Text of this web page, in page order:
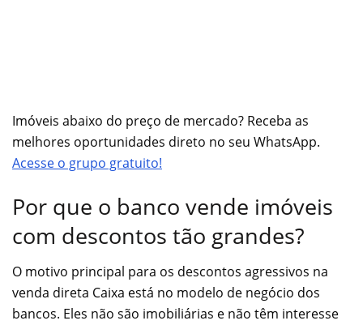
Imóveis abaixo do preço de mercado? Receba as
melhores oportunidades direto no seu WhatsApp.
Acesse o grupo gratuito!
Por que o banco vende imóveis
com descontos tão grandes?
O motivo principal para os descontos agressivos na
venda direta Caixa está no modelo de negócio dos
bancos. Eles não são imobiliárias e não têm interesse